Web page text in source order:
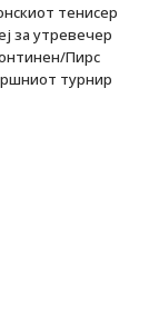
тенисер
за утревечер
Пирс
турнир
во ресторан
– експлозивот бил
подарок